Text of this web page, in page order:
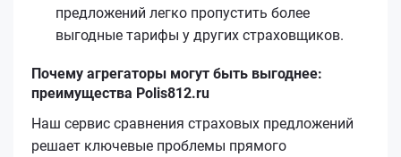
предложений легко пропустить более
выгодные тарифы у других страховщиков.
Почему агрегаторы могут быть выгоднее:
преимущества Polis812.ru
Наш сервис сравнения страховых предложений
решает ключевые проблемы прямого